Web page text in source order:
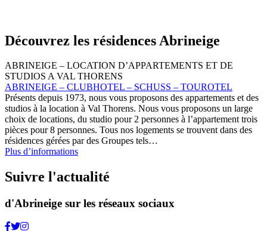
Découvrez les résidences Abrineige
ABRINEIGE – LOCATION D’APPARTEMENTS ET DE
STUDIOS A VAL THORENS
ABRINEIGE – CLUBHOTEL – SCHUSS – TOUROTEL
Présents depuis 1973, nous vous proposons des appartements et des
studios à la location à Val Thorens. Nous vous proposons un large
choix de locations, du studio pour 2 personnes à l’appartement trois
pièces pour 8 personnes. Tous nos logements se trouvent dans des
résidences gérées par des Groupes tels…
Plus d’informations
Suivre l'actualité
d'Abrineige sur les réseaux sociaux